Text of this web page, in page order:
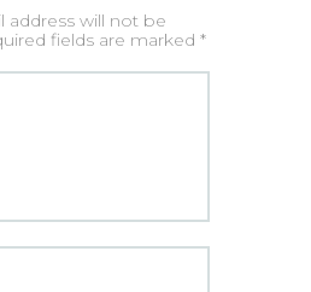
address will not be
fields are marked *